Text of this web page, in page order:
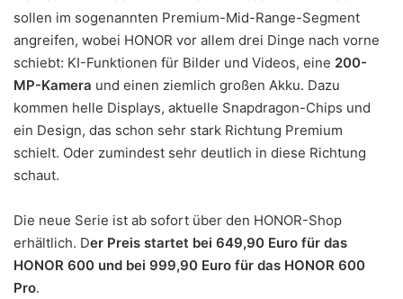
sollen im sogenannten Premium-Mid-Range-Segment
angreifen, wobei HONOR vor allem drei Dinge nach vorne
schiebt: KI-Funktionen für Bilder und Videos, eine 200-
MP-Kamera und einen ziemlich großen Akku. Dazu
kommen helle Displays, aktuelle Snapdragon-Chips und
ein Design, das schon sehr stark Richtung Premium
schielt. Oder zumindest sehr deutlich in diese Richtung
schaut.
Die neue Serie ist ab sofort über den HONOR-Shop
erhältlich. Der Preis startet bei 649,90 Euro für das
HONOR 600 und bei 999,90 Euro für das HONOR 600
Pro.